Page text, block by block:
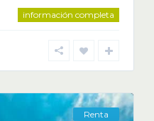
información completa
Renta